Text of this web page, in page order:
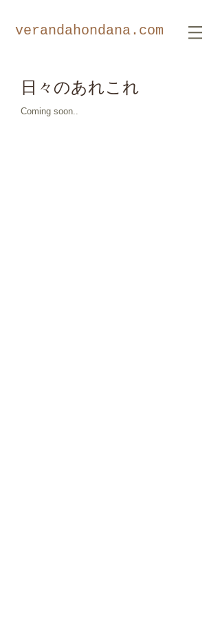
​verandahondana.com
日々のあれこれ
Coming soon..